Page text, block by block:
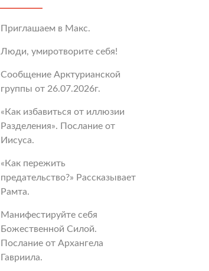
Приглашаем в Макс.
Люди, умиротворите себя!
Сообщение Арктурианской
группы от 26.07.2026г.
«Как избавиться от иллюзии
Разделения». Послание от
Иисуса.
«Как пережить
предательство?» Рассказывает
Рамта.
Манифестируйте себя
Божественной Силой.
Послание от Архангела
Гавриила.